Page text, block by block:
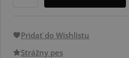
Pridať do Wishlistu
Strážny pes